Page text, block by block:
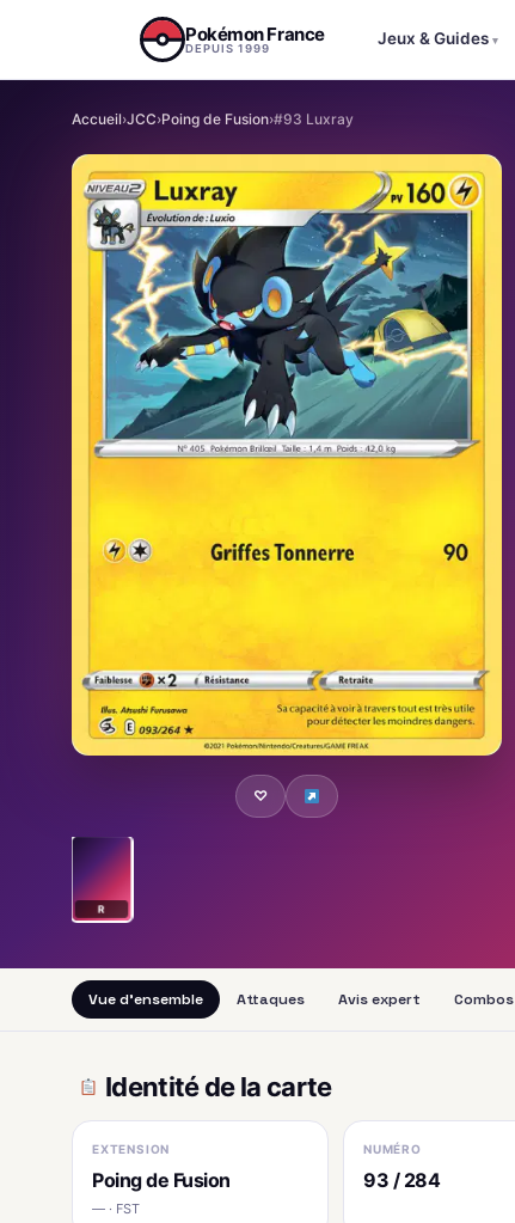
Pokémon France
DEPUIS 1999
Jeux & Guides ▾
Accueil›JCC›Poing de Fusion›#93 Luxray
♡
R
Vue d'ensemble Attaques Avis expert Combos
Identité de la carte
EXTENSION
Poing de Fusion
— · FST
NUMÉRO
93 / 284